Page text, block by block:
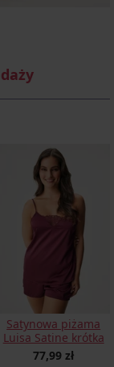
Satynowa piżama
Luisa Satine krótka
77,99 zł